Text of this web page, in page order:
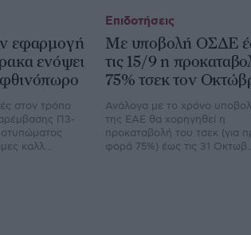
εφαρμογή
ενόψει
στον τρόπο
Π3-
καλλ...
Με υποβολή ΟΣΔΕ
τις 15/9 η
75% τσεκ τον
Επιδοτήσεις
Ανάλογα με το χρόνο
της ΕΑΕ θα χορηγηθεί η
προκαταβολή του τσεκ (για
φορά 75%) έως τις 31